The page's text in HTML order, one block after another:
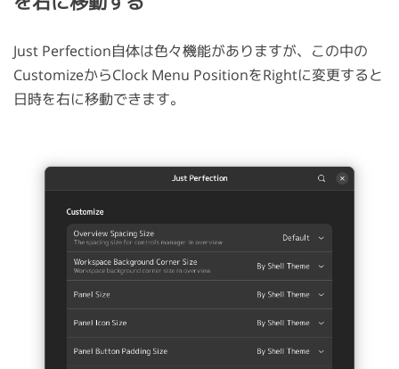
Just Perfection自体は色々機能がありますが、この中の
CustomizeからClock Menu PositionをRightに変更すると
日時を右に移動できます。